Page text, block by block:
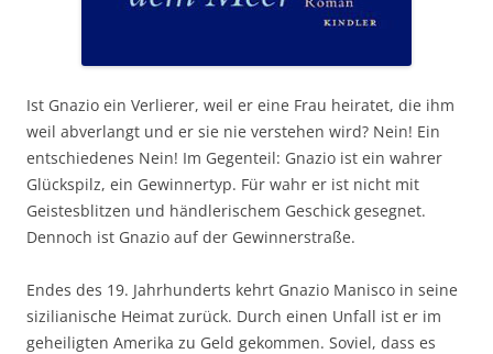
Ist Gnazio ein Verlierer, weil er eine Frau heiratet, die ihm
weil abverlangt und er sie nie verstehen wird? Nein! Ein
entschiedenes Nein! Im Gegenteil: Gnazio ist ein wahrer
Glückspilz, ein Gewinnertyp. Für wahr er ist nicht mit
Geistesblitzen und händlerischem Geschick gesegnet.
Dennoch ist Gnazio auf der Gewinnerstraße.
Endes des 19. Jahrhunderts kehrt Gnazio Manisco in seine
sizilianische Heimat zurück. Durch einen Unfall ist er im
geheiligten Amerika zu Geld gekommen. Soviel, dass es